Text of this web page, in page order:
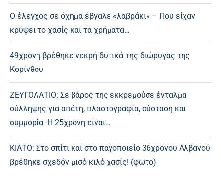
Ο έλεγχος σε όχημα έβγαλε «λαβράκι» – Που είχαν
κρύψει το χασίς και τα χρήματα…
49χρονη βρέθηκε νεκρή δυτικά της διώρυγας της
Κορίνθου
ΖΕΥΓΟΛΑΤΙΟ: Σε βάρος της εκκρεμούσε ένταλμα
σύλληψης για απάτη, πλαστογραφία, σύσταση και
συμμορία -Η 25χρονη είναι…
ΚΙΑΤΟ: Στο σπίτι και στο παγοποιείο 36χρονου Αλβανού
βρέθηκε σχεδόν μισό κιλό χασίς! (φωτο)